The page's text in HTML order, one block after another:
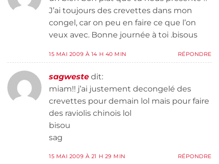
J’ai toujours des crevettes dans mon
congel, car on peu en faire ce que l’on
veux avec. Bonne journée à toi .bisous
15 MAI 2009 À 14 H 40 MIN RÉPONDRE
sagweste dit:
miam!! j’ai justement decongelé des
crevettes pour demain lol mais pour faire
des raviolis chinois lol
bisou
sag
15 MAI 2009 À 21 H 29 MIN RÉPONDRE